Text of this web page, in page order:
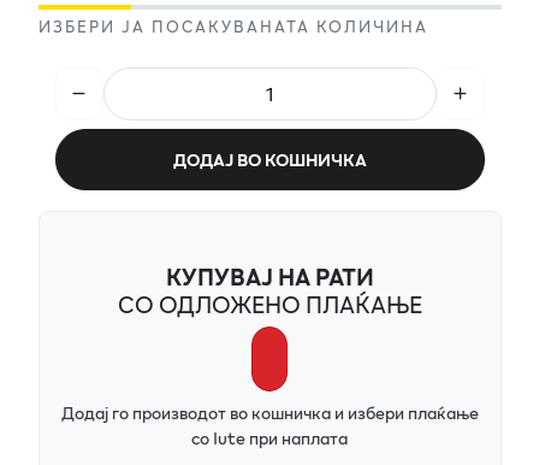
ИЗБЕРИ ЈА ПОСАКУВАНАТА КОЛИЧИНА
ДОДАЈ ВО КОШНИЧКА
КУПУВАЈ НА РАТИ
СО ОДЛОЖЕНО ПЛАЌАЊЕ
Додај го производот во кошничка и избери плаќање
со Iute при наплата